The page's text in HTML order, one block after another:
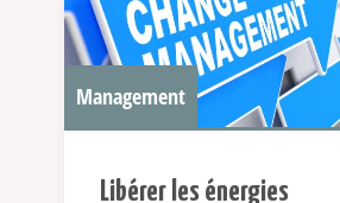
Management
Libérer les énergies